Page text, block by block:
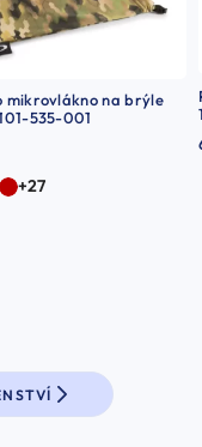
mikrovlákno na brýle
535-001
+27